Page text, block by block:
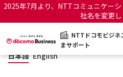
2025年7月より、NTTコミュニケー
社名を変更
NTTドコモビジネ
まサポート
NTTドコモビジネスお客さまサ
サポートトップ
日本語 English